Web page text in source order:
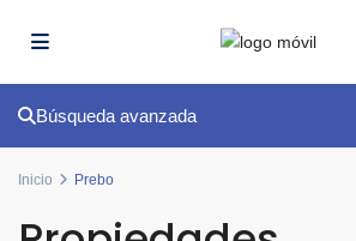
Búsqueda avanzada
Inicio Prebo